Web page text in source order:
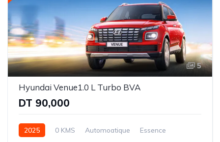
5
Hyundai Venue1.0 L Turbo BVA
DT 90,000
2025 0 KMS Automoatique
Essence